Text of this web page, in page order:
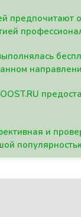
предпочитают
и